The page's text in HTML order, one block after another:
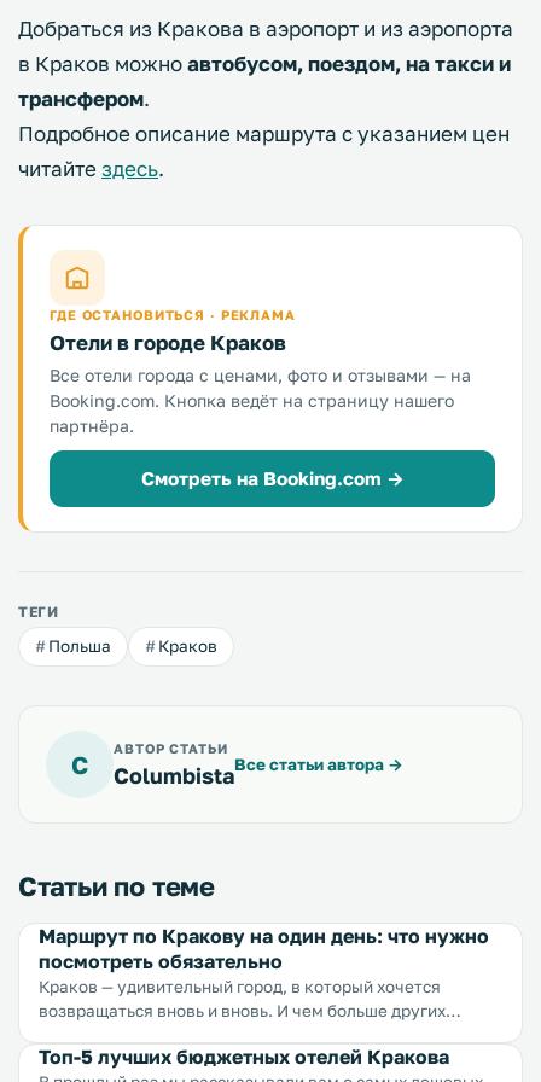
Добраться из Кракова в аэропорт и из аэропорта
в Краков можноавтобусом, поездом, на такси и
трансфером.
Подробное описание маршрута с указанием цен
читайте здесь.
ГДЕ ОСТАНОВИТЬСЯ · РЕКЛАМА
Отели в городе Краков
Все отели города с ценами, фото и отзывами — на
Booking.com. Кнопка ведёт на страницу нашего
партнёра.
Смотреть на Booking.com →
ТЕГИ
Польша Краков
C
АВТОР СТАТЬИ
ColumbistaВсе статьи автора →
Статьи по теме
Маршрут по Кракову на один день: что нужно
посмотреть обязательно
Краков — удивительный город, в который хочется
возвращаться вновь и вновь. И чем больше других
привлекательности Кракова. Мы составили для вас
Топ-5 лучших бюджетных отелей Кракова